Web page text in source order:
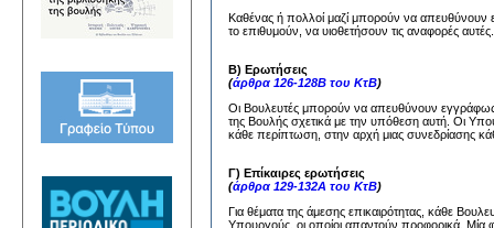
Καθένας ή πολλοί μαζί μπορούν να
το επιθυμούν, να υιοθετήσουν τις αναφορές
Β) Ερωτήσεις
(άρθρα 126-128Β του ΚτΒ)
Οι Βουλευτές μπορούν να απευθύνουν
της Βουλής σχετικά με την υπόθεση αυτή. Οι
κάθε περίπτωση, στην αρχή μιας συνεδρίασης
Γ) Επίκαιρες ερωτήσεις
(άρθρα 129-132Α του ΚτΒ)
Για θέματα της άμεσης επικαιρότητας, κάθε
Υπουργούς, οι οποίοι απαντούν προφορικά. Μία